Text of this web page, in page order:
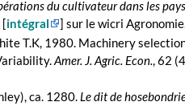
du cultivateur dans les
[intégral
] sur le wicri
T.K, 1980. Machinery
Amer. J. Agric. Econ., 62
ca. 1280. Le dit de